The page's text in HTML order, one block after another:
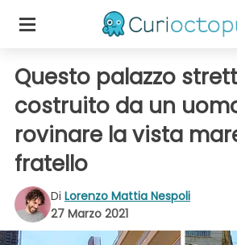
Questo palazzo
costruito da un
rovinare la vista
fratello
Di Lorenzo Mattia Nespoli
27 Marzo 2021